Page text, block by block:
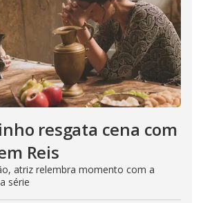
resgata cena com
Reis
atriz relembra momento com a
série